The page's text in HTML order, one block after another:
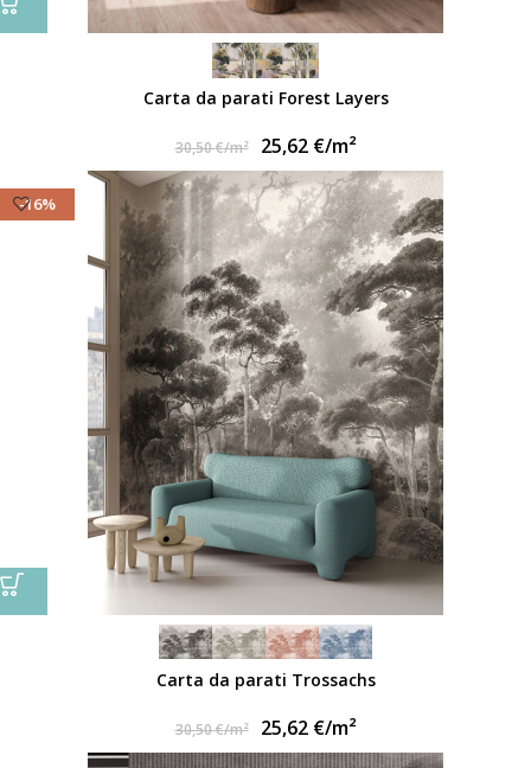
Carta da parati Forest Layers
30,50€/m² 25,62 €/m²
-16%
Carta da parati Trossachs
30,50€/m² 25,62 €/m²